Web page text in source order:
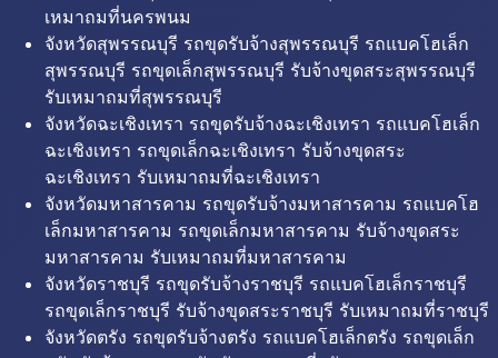
เหมาถมที่นครพนม
จังหวัดสุพรรณบุรี รถขุดรับจ้างสุพรรณบุรี รถแบคโฮเล็ก
สุพรรณบุรี รถขุดเล็กสุพรรณบุรี รับจ้างขุดสระสุพรรณบุรี
รับเหมาถมที่สุพรรณบุรี
จังหวัดฉะเชิงเทรา รถขุดรับจ้างฉะเชิงเทรา รถแบคโฮเล็ก
ฉะเชิงเทรา รถขุดเล็กฉะเชิงเทรา รับจ้างขุดสระ
ฉะเชิงเทรา รับเหมาถมที่ฉะเชิงเทรา
จังหวัดมหาสารคาม รถขุดรับจ้างมหาสารคาม รถแบคโฮ
เล็กมหาสารคาม รถขุดเล็กมหาสารคาม รับจ้างขุดสระ
มหาสารคาม รับเหมาถมที่มหาสารคาม
จังหวัดราชบุรี รถขุดรับจ้างราชบุรี รถแบคโฮเล็กราชบุรี
รถขุดเล็กราชบุรี รับจ้างขุดสระราชบุรี รับเหมาถมที่ราชบุรี
จังหวัดตรัง รถขุดรับจ้างตรัง รถแบคโฮเล็กตรัง รถขุดเล็ก